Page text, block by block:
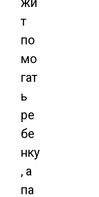
т
по
мо
гат
ь
ре
бе
нку
, а
па